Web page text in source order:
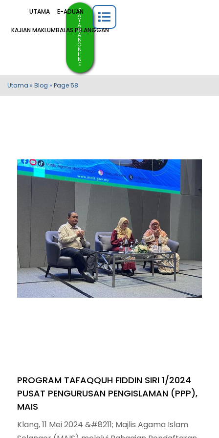
UTAMA E-ADUAN
KAJIAN MAKLUMBALAS PELANGGAN
B
A
Y
A
R
A
N
O
N
LI
N
E
Utama » Blog » Page 58
PROGRAM TAFAQQUH FIDDIN SIRI 1/2024
PUSAT PENGURUSAN PENGISLAMAN (PPP),
MAIS
Klang, 11 Mei 2024 &#8211; Majlis Agama Islam